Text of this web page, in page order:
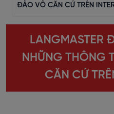
ĐẢO VÔ CĂN CỨ TRÊN
LANGMASTER
NHỮNG THÔNG
CĂN CỨ